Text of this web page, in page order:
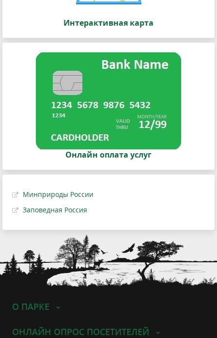
Интерактивная карта
Онлайн оплата услуг
Минприроды России
Заповедная Россия
О ПАРКЕ
ОНЛАЙН ОПРОС ПОСЕТИТЕЛЕЙ